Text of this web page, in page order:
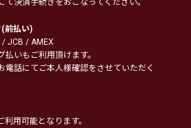
(前払い)
/ JCB / AMEX
いもご利用頂けます。
話にてご本人様確認をさせていただく
用可能となります。